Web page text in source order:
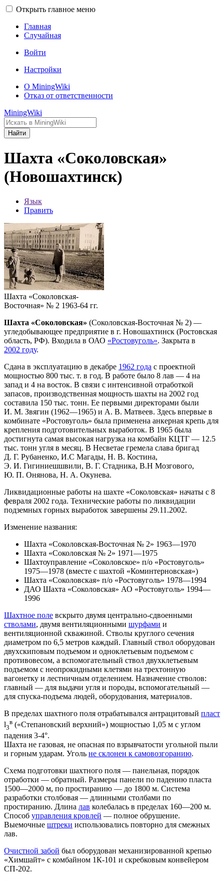
Открыть главное меню
Главная
Случайная
Войти
Настройки
О MiningWiki
Отказ от ответственности
MiningWiki
Найти
Шахта «Соколовская»
(Новошахтинск)
Язык
Править
Шахта «Соколовская-
Восточная» № 2 1963-64 гг.
Шахта «Соколовская» (Соколовская-Восточная № 2) —
угледобывающее предприятие в г. Новошахтинск (Ростовская
область, РФ). Входила в ОАО «Ростовуголь». Закрыта в
2002 году.
Сдана в эксплуатацию в декабре 1962 года с проектной
мощностью 800 тыс. т. в год. В работе было 8 лав — 4 на
запад и 4 на восток. В связи с интенсивной отработкой
запасов, производственная мощность шахты на 2002 год
составила 150 тыс. тонн. Ее первыми директорами были
И. М. Звягин (1962—1965) и А. В. Матвеев. Здесь впервые в
комбинате «Ростовуголь» была применена анкерная крепь для
крепления подготовительных выработок. В 1965 была
достигнута самая высокая нагрузка на комбайн КЦТГ — 12.5
тыс. тонн угля в месяц. В Несветае гремела слава бригад
Д. Г. Рубаненко, И.С Магады, Н. В. Костина,
Э. И. Гигиниешшвили, В. Г. Стадника, В.Н Мозгового,
Ю. П. Онянова, Н. А. Окунева.
Ликвидационные работы на шахте «Соколовская» начаты с 8
февраля 2002 года. Технические работы по ликвидации
подземных горных выработок завершены 29.11.2002.
Изменение названия:
Шахта «Соколовская-Восточная № 2» 1963—1970
Шахта «Соколовская № 2» 1971—1975
Шахтоуправление «Соколовское» п/о «Ростовуголь»
1975—1978 (вместе с шахтой «Коминтерновская»)
Шахта «Соколовская» п/о «Ростовуголь» 1978—1994
ДАО Шахта «Соколовская» АО «Ростовуголь» 1994—
1996
Шахтное поле вскрыто двумя центрально-сдвоенными
стволами, двумя вентиляционными шурфами и
вентиляционной скважиной. Стволы круглого сечения
диаметром по 6,5 метров каждый. Главный ствол оборудован
двухскиповым подъемом и одноклетьевым подъемом с
противовесом, а вспомогательный ствол двухклетьевым
подъемом с неопрокидными клетями нa трехтонную
вагонетку и лестничным отделением. Назначение стволов:
главный — для выдачи угля и породы, вспомогательный —
для спуска-подъема людей, оборудования, материалов.
В пределах шахтного поля отрабатывался антрацитовый пласт
l3
в («Степановский верхний») мощностью 1,05 м с углом
падения 3-4°.
Шахта не газовая, не опасная по взрывчатости угольной пыли
и горным ударам. Уголь не склонен к самовозгоранию.
Схема подготовки шахтного поля — панельная, порядок
отработки — обратный. Размеры панели по падению пласта
1500—2000 м, по простиранию — до 1800 м. Система
разработки столбовая — длинными столбами по
простиранию. Длина лав колебалась в пределах 160—200 м.
Способ управления кровлей — полное обрушение.
Выемочные штреки использовались повторно для смежных
лав.
Очистной забой был оборудован механизированной крепью
«Химшайт» с комбайном 1К-101 и скребковым конвейером
СП-202.